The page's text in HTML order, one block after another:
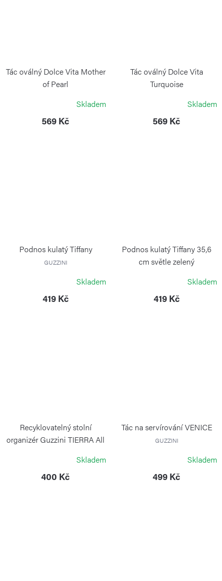
Tác oválný Dolce Vita Mother
of Pearl
Skladem
569 Kč
Tác oválný Dolce Vita
Turquoise
Skladem
569 Kč
Podnos kulatý Tiffany
GUZZINI
Skladem
419 Kč
Podnos kulatý Tiffany 35,6
cm světle zelený
Skladem
419 Kč
Recyklovatelný stolní
organizér Guzzini TIERRA All
Skladem
400 Kč
Tác na servírování VENICE
GUZZINI
Skladem
499 Kč